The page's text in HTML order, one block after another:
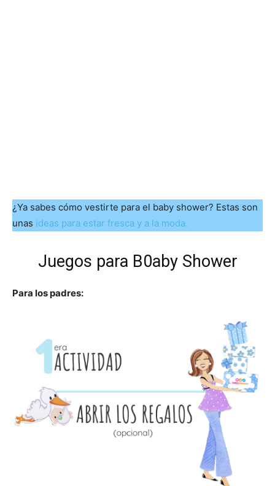
¿Ya sabes cómo vestirte para el baby shower? Estas son
unas ideas para estar fresca y a la moda.
Juegos para B0aby Shower
Para los padres: